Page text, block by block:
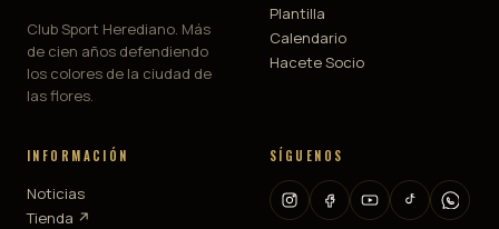
Club Sport Herediano. Más
de cien años defendiendo
los colores de la ciudad de
las flores.
Plantilla
Calendario
Hacete Socio
INFORMACIÓN
Noticias
Tienda ↗
SÍGUENOS